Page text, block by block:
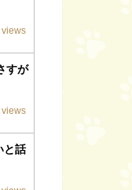
views
すが
views
と話